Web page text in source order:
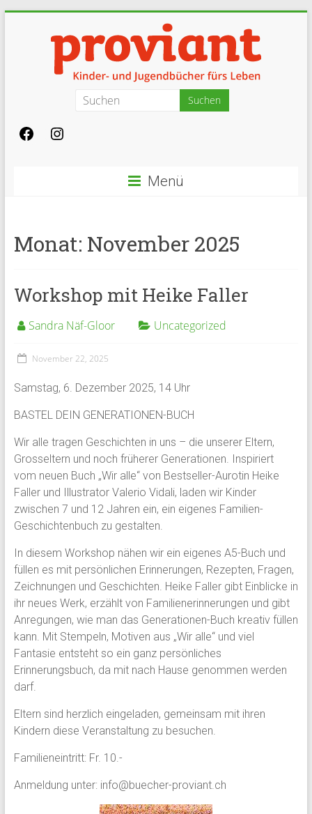
Proviant
Kinderbücher
Basel
Menü
Monat: November 2025
Workshop mit Heike Faller
Sandra Näf-Gloor Uncategorized
November 22, 2025
Samstag, 6. Dezember 2025, 14 Uhr
BASTEL DEIN GENERATIONEN-BUCH
Wir alle tragen Geschichten in uns – die unserer Eltern,
Grosseltern und noch früherer Generationen. Inspiriert
vom neuen Buch „Wir alle“ von Bestseller-Aurotin Heike
Faller und Illustrator Valerio Vidali, laden wir Kinder
zwischen 7 und 12 Jahren ein, ein eigenes Familien-
Geschichtenbuch zu gestalten.
In diesem Workshop nähen wir ein eigenes A5-Buch und
füllen es mit persönlichen Erinnerungen, Rezepten, Fragen,
Zeichnungen und Geschichten. Heike Faller gibt Einblicke in
ihr neues Werk, erzählt von Familienerinnerungen und gibt
Anregungen, wie man das Generationen-Buch kreativ füllen
kann. Mit Stempeln, Motiven aus „Wir alle“ und viel
Fantasie entsteht so ein ganz persönliches
Erinnerungsbuch, da mit nach Hause genommen werden
darf.
Eltern sind herzlich eingeladen, gemeinsam mit ihren
Kindern diese Veranstaltung zu besuchen.
Familieneintritt: Fr. 10.-
Anmeldung unter: info@buecher-proviant.ch